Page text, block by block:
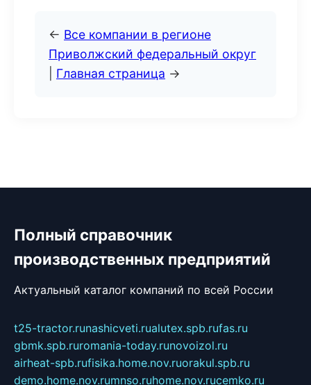
← Все компании в регионе
Приволжский федеральный округ
Главная страница →
Полный справочник
производственных предприятий
Актуальный каталог компаний по всей России
t25-tractor.runashicveti.rualutex.spb.rufas.ru
gbmk.spb.ruromania-today.runovoizol.ru
airheat-spb.rufisika.home.nov.ruorakul.spb.ru
demo.home.nov.rumnso.ruhome.nov.rucemko.ru